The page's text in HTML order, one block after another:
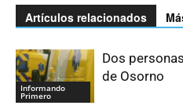
Artículos relacionados
Informando
Primero
Dos
de Osorno